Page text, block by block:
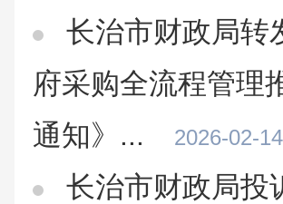
长治市财政局转
府采购全流程管理
通知》...
2026-02-14
长治市财政局投